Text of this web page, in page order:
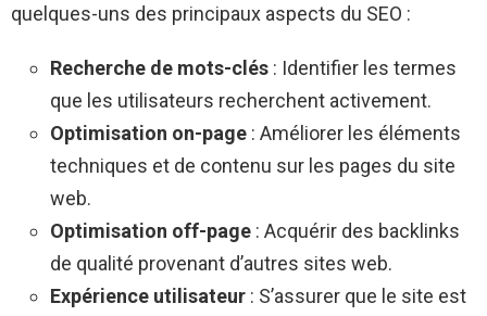
quelques-uns des principaux aspects du SEO :
Recherche de mots-clés : Identifier les termes
que les utilisateurs recherchent activement.
Optimisation on-page : Améliorer les éléments
techniques et de contenu sur les pages du site
web.
Optimisation off-page : Acquérir des backlinks
de qualité provenant d’autres sites web.
Expérience utilisateur : S’assurer que le site est